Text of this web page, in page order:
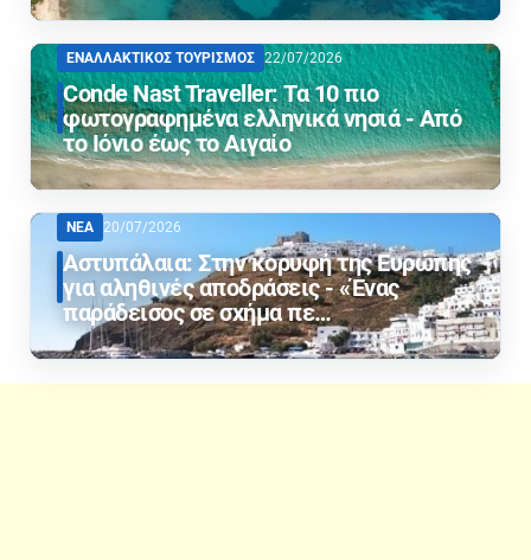
ΕΝΑΛΛΑΚΤΙΚΟΣ ΤΟΥΡΙΣΜΟΣ 22/07/2026
Conde Nast Traveller: Τα 10 πιο
φωτογραφημένα ελληνικά νησιά - Από
το Ιόνιο έως το Αιγαίο
ΝΕΑ 20/07/2026
Αστυπάλαια: Στην κορυφή της Ευρώπης
για αληθινές αποδράσεις - «Ένας
παράδεισος σε σχήμα πε…